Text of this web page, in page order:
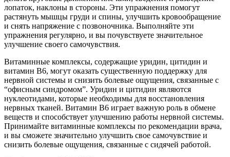
лопаток, наклоны в стороны. Эти упражнения помогут
растянуть мышцы груди и спины, улучшить кровообращение
и снять напряжение с позвоночника. Выполняйте эти
упражнения регулярно, и вы почувствуете значительное
улучшение своего самочувствия.
Витаминные комплексы, содержащие уридин, цитидин и
витамин B6, могут оказать существенную поддержку для
нервной системы и снизить болевые ощущения, связанные с
“офисным синдромом”. Уридин и цитидин являются
нуклеотидами, которые необходимы для восстановления
нервных тканей. Витамин B6 играет важную роль в обмене
веществ и способствует улучшению работы нервной системы.
Принимайте витаминные комплексы по рекомендации врача,
и вы сможете значительно улучшить свое самочувствие и
снизить болевые ощущения, связанные с сидячей работой.